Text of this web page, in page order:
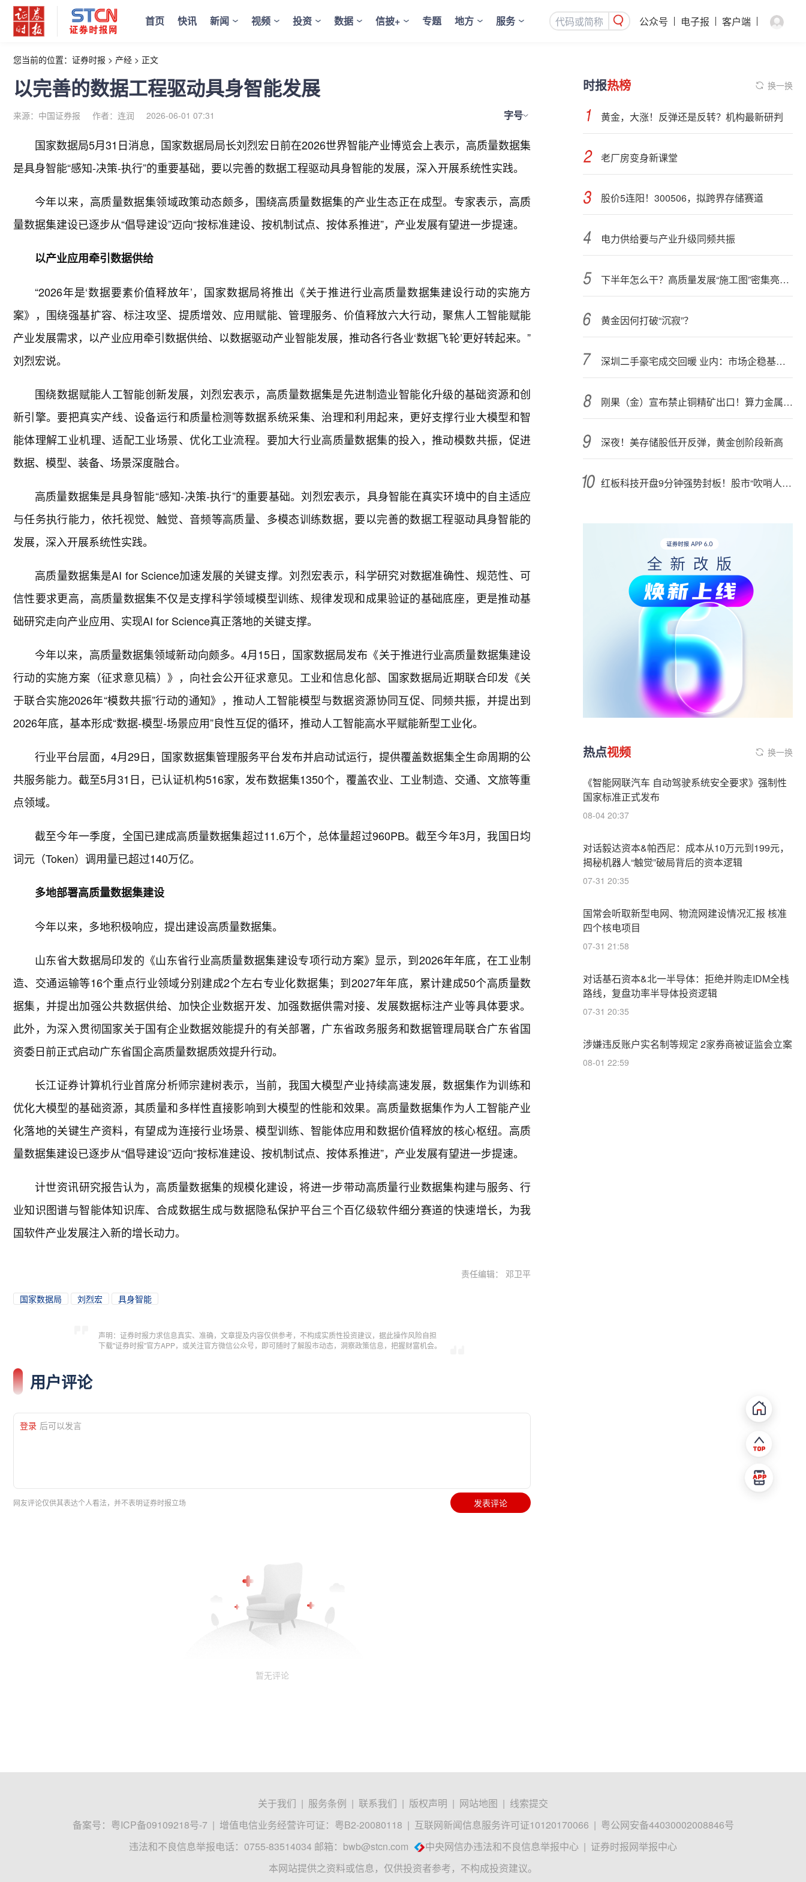
首页 快讯 新闻 视频 投资 数据 信披+ 专题 地方 服务 公众号 电子报 客户端
您当前的位置： 证券时报 > 产经 > 正文
以完善的数据工程驱动具身智能发展
来源：中国证券报 作者：连润 2026-06-01 07:31 字号
国家数据局5月31日消息，国家数据局局长刘烈宏日前在2026世界智能产业博览会上表示，高质量数据集
是具身智能“感知-决策-执行”的重要基础，要以完善的数据工程驱动具身智能的发展，深入开展系统性实践。
今年以来，高质量数据集领域政策动态颇多，围绕高质量数据集的产业生态正在成型。专家表示，高质
量数据集建设已逐步从“倡导建设”迈向“按标准建设、按机制试点、按体系推进”，产业发展有望进一步提速。
以产业应用牵引数据供给
“2026年是‘数据要素价值释放年’，国家数据局将推出《关于推进行业高质量数据集建设行动的实施方
案》，围绕强基扩容、标注攻坚、提质增效、应用赋能、管理服务、价值释放六大行动，聚焦人工智能赋能
产业发展需求，以产业应用牵引数据供给、以数据驱动产业智能发展，推动各行各业‘数据飞轮’更好转起来。”
刘烈宏说。
围绕数据赋能人工智能创新发展，刘烈宏表示，高质量数据集是先进制造业智能化升级的基础资源和创
新引擎。要把真实产线、设备运行和质量检测等数据系统采集、治理和利用起来，更好支撑行业大模型和智
能体理解工业机理、适配工业场景、优化工业流程。要加大行业高质量数据集的投入，推动模数共振，促进
数据、模型、装备、场景深度融合。
高质量数据集是具身智能“感知-决策-执行”的重要基础。刘烈宏表示，具身智能在真实环境中的自主适应
与任务执行能力，依托视觉、触觉、音频等高质量、多模态训练数据，要以完善的数据工程驱动具身智能的
发展，深入开展系统性实践。
高质量数据集是AI for Science加速发展的关键支撑。刘烈宏表示，科学研究对数据准确性、规范性、可
信性要求更高，高质量数据集不仅是支撑科学领域模型训练、规律发现和成果验证的基础底座，更是推动基
础研究走向产业应用、实现AI for Science真正落地的关键支撑。
今年以来，高质量数据集领域新动向颇多。4月15日，国家数据局发布《关于推进行业高质量数据集建设
行动的实施方案（征求意见稿）》，向社会公开征求意见。工业和信息化部、国家数据局近期联合印发《关
于联合实施2026年“模数共振”行动的通知》，推动人工智能模型与数据资源协同互促、同频共振，并提出到
2026年底，基本形成“数据-模型-场景应用”良性互促的循环，推动人工智能高水平赋能新型工业化。
行业平台层面，4月29日，国家数据集管理服务平台发布并启动试运行，提供覆盖数据集全生命周期的公
共服务能力。截至5月31日，已认证机构516家，发布数据集1350个，覆盖农业、工业制造、交通、文旅等重
点领域。
截至今年一季度，全国已建成高质量数据集超过11.6万个，总体量超过960PB。截至今年3月，我国日均
词元（Token）调用量已超过140万亿。
多地部署高质量数据集建设
今年以来，多地积极响应，提出建设高质量数据集。
山东省大数据局印发的《山东省行业高质量数据集建设专项行动方案》显示，到2026年年底，在工业制
造、交通运输等16个重点行业领域分别建成2个左右专业化数据集；到2027年年底，累计建成50个高质量数
据集，并提出加强公共数据供给、加快企业数据开发、加强数据供需对接、发展数据标注产业等具体要求。
此外，为深入贯彻国家关于国有企业数据效能提升的有关部署，广东省政务服务和数据管理局联合广东省国
资委日前正式启动广东省国企高质量数据质效提升行动。
长江证券计算机行业首席分析师宗建树表示，当前，我国大模型产业持续高速发展，数据集作为训练和
优化大模型的基础资源，其质量和多样性直接影响到大模型的性能和效果。高质量数据集作为人工智能产业
化落地的关键生产资料，有望成为连接行业场景、模型训练、智能体应用和数据价值释放的核心枢纽。高质
量数据集建设已逐步从“倡导建设”迈向“按标准建设、按机制试点、按体系推进”，产业发展有望进一步提速。
计世资讯研究报告认为，高质量数据集的规模化建设，将进一步带动高质量行业数据集构建与服务、行
业知识图谱与智能体知识库、合成数据生成与数据隐私保护平台三个百亿级软件细分赛道的快速增长，为我
国软件产业发展注入新的增长动力。
责任编辑： 邓卫平
国家数据局 刘烈宏 具身智能
声明：证券时报力求信息真实、准确，文章提及内容仅供参考，不构成实质性投资建议，据此操作风险自担
下载"证券时报"官方APP，或关注官方微信公众号，即可随时了解股市动态，洞察政策信息，把握财富机会。
用户评论
登录 后可以发言
网友评论仅供其表达个人看法，并不表明证券时报立场 发表评论
暂无评论
时报热榜 换一换
黄金，大涨！反弹还是反转？机构最新研判
老厂房变身新课堂
股价5连阳！300506，拟跨界存储赛道
电力供给要与产业升级同频共振
下半年怎么干？高质量发展“施工图”密集亮相 聚焦主业提质增效 国资央企向AI要动能
黄金因何打破“沉寂”？
深圳二手豪宅成交回暖 业内：市场企稳基础仍需夯实
刚果（金）宣布禁止铜精矿出口！算力金属影响多大？
深夜！美存储股低开反弹，黄金创阶段新高
红板科技开盘9分钟强势封板！股市“吹哨人”突然改口！市场风向变了？
热点视频 换一换
《智能网联汽车 自动驾驶系统安全要求》强制性
国家标准正式发布
08-04 20:37
对话毅达资本&帕西尼：成本从10万元到199元，
揭秘机器人“触觉”破局背后的资本逻辑
07-31 20:35
国常会听取新型电网、物流网建设情况汇报 核准
四个核电项目
07-31 21:58
对话基石资本&北一半导体：拒绝并购走IDM全栈
路线，复盘功率半导体投资逻辑
07-31 20:35
涉嫌违反账户实名制等规定 2家券商被证监会立案
08-01 22:59
关于我们 | 服务条例 | 联系我们 | 版权声明 | 网站地图 | 线索提交
备案号： 粤ICP备09109218号-7 | 增值电信业务经营许可证：粤B2-20080118 | 互联网新闻信息服务许可证10120170066 | 粤公网安备44030002008846号
违法和不良信息举报电话：0755-83514034 邮箱： bwb@stcn.com 中央网信办违法和不良信息举报中心 | 证券时报网举报中心
本网站提供之资料或信息，仅供投资者参考，不构成投资建议。